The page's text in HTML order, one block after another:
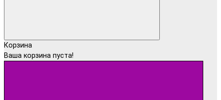
Корзина
Ваша корзина пуста!